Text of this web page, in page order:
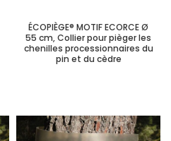
ÉCOPIÈGE® MOTIF ECORCE Ø
55 cm, Collier pour pièger les
chenilles processionnaires du
pin et du cèdre